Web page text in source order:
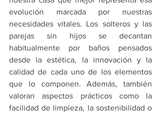
evolución marcada por nuestras
necesidades vitales. Los solteros y las
parejas sin hijos se decantan
habitualmente por baños pensados
desde la estética, la innovación y la
calidad de cada uno de los elementos
que lo componen. Además, también
valoran aspectos prácticos como la
facilidad de limpieza, la sostenibilidad o